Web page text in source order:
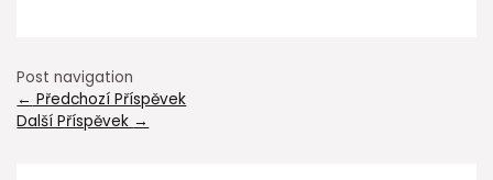
Post navigation
← Předchozí Příspěvek
Další Příspěvek →